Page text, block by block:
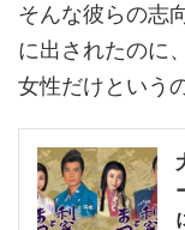
そんな彼らの志
に出されたのに
女性だけという